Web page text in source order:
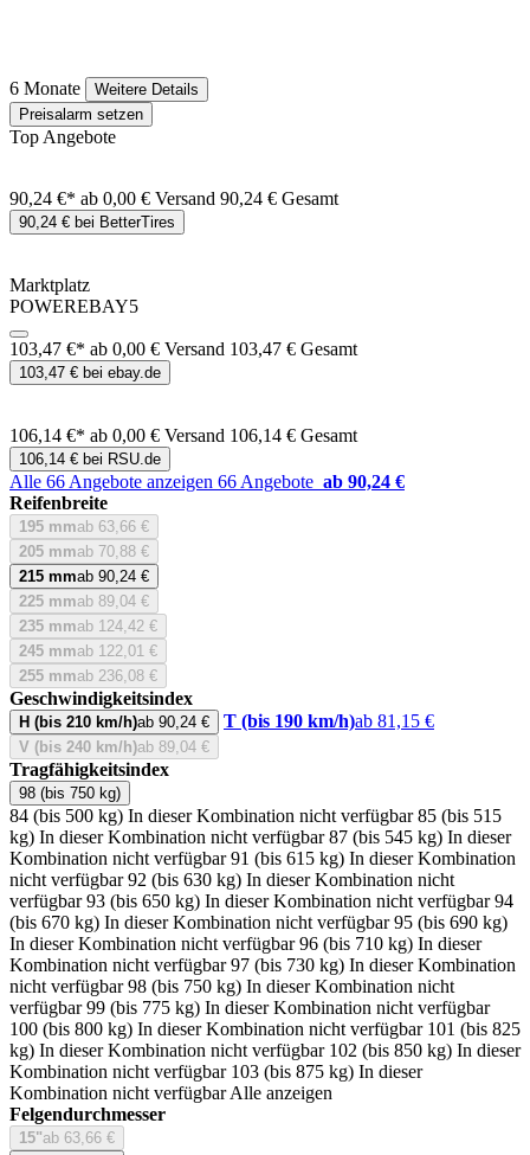
6 Monate
Weitere Details
Preisalarm setzen
Top Angebote
90,24 €* ab 0,00 € Versand 90,24 € Gesamt
90,24 € bei BetterTires
Marktplatz
POWEREBAY5
103,47 €* ab 0,00 € Versand 103,47 € Gesamt
103,47 € bei ebay.de
106,14 €* ab 0,00 € Versand 106,14 € Gesamt
106,14 € bei RSU.de
Alle 66 Angebote anzeigen 66 Angebote ab 90,24 €
Reifenbreite
195 mmab 63,66 €
205 mmab 70,88 €
215 mmab 90,24 €
225 mmab 89,04 €
235 mmab 124,42 €
245 mmab 122,01 €
255 mmab 236,08 €
Geschwindigkeitsindex
H (bis 210 km/h)ab 90,24 € T (bis 190 km/h)ab 81,15 €
V (bis 240 km/h)ab 89,04 €
Tragfähigkeitsindex
98 (bis 750 kg)
84 (bis 500 kg) In dieser Kombination nicht verfügbar 85 (bis 515
kg) In dieser Kombination nicht verfügbar 87 (bis 545 kg) In dieser
Kombination nicht verfügbar 91 (bis 615 kg) In dieser Kombination
nicht verfügbar 92 (bis 630 kg) In dieser Kombination nicht
verfügbar 93 (bis 650 kg) In dieser Kombination nicht verfügbar 94
(bis 670 kg) In dieser Kombination nicht verfügbar 95 (bis 690 kg)
In dieser Kombination nicht verfügbar 96 (bis 710 kg) In dieser
Kombination nicht verfügbar 97 (bis 730 kg) In dieser Kombination
nicht verfügbar 98 (bis 750 kg) In dieser Kombination nicht
verfügbar 99 (bis 775 kg) In dieser Kombination nicht verfügbar
100 (bis 800 kg) In dieser Kombination nicht verfügbar 101 (bis 825
kg) In dieser Kombination nicht verfügbar 102 (bis 850 kg) In dieser
Kombination nicht verfügbar 103 (bis 875 kg) In dieser
Kombination nicht verfügbar Alle anzeigen
Felgendurchmesser
15"ab 63,66 €